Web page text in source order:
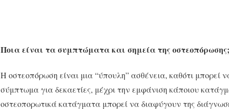
Ποια είναι τα συμπτώματα και σημεία της οστεοπόρωσης;
Η οστεοπόρωση είναι μια “ύπουλη” ασθένεια, καθότι μπορεί
σύμπτωμα για δεκαετίες, μέχρι την εμφάνιση κάποιου
οστεοπορωτικά κατάγματα μπορεί να διαφύγουν της